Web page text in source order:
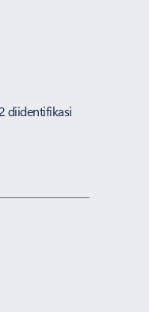
diidentifikasi